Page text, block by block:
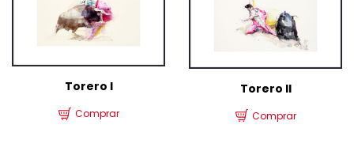
Torero I
Comprar
Torero II
Comprar